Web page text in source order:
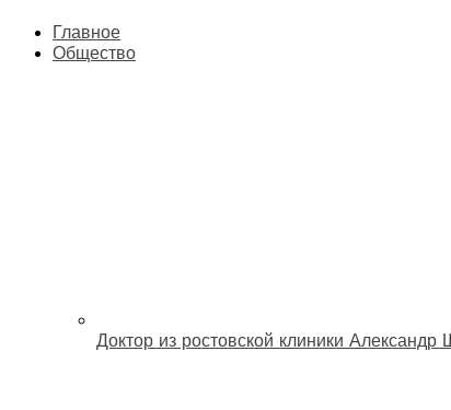
Главное
Общество
Доктор из ростовской клиники